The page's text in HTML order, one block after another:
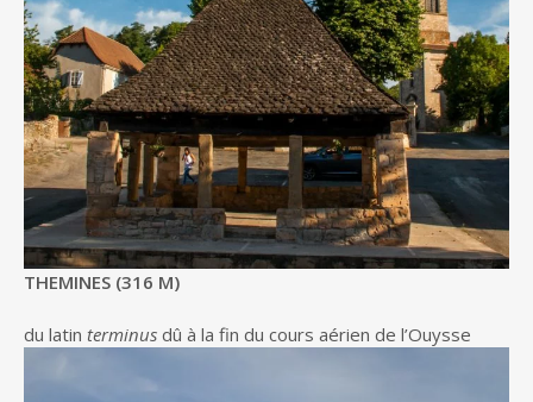
THEMINES (316 M)
du latin terminus dû à la fin du cours aérien de l’Ouysse